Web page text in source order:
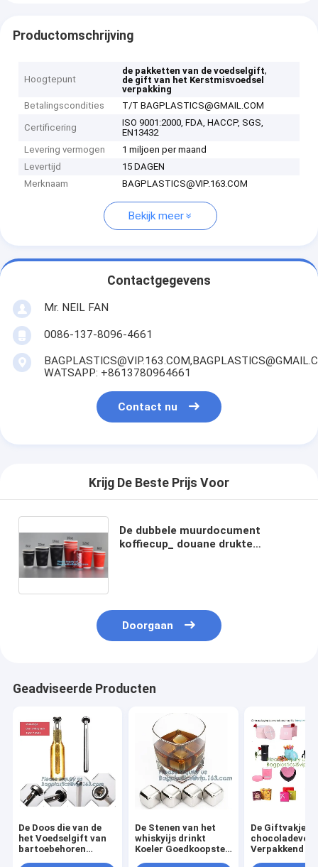
Productomschrijving
Hoogtepunt
de pakketten van de voedselgift,
de gift van het Kerstmisvoedsel
verpakking
Betalingscondities
T/T BAGPLASTICS@GMAIL.COM
Certificering
ISO 9001:2000, FDA, HACCP, SGS,
EN13432
Levering vermogen
1 miljoen per maand
Levertijd
15 DAGEN
Merknaam
BAGPLASTICS@VIP.163.COM
Bekijk meer
Contactgegevens
Mr. NEIL FAN
0086-137-8096-4661
WATSAPP: +8613780964661
Contact nu
Krijg De Beste Prijs Voor
De dubbele muurdocument
koffiecup_ douane drukte
Doorgaan
Geadviseerde Producten
De Doos die van de
het Voedselgift van
bartoebehoren
De Stenen van het
whiskyijs drinkt
Koeler Goedkoopste
De Giftvakje
Verpakkend